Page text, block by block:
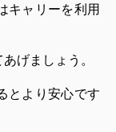
キャリーを利用
げましょう。
とより安心です